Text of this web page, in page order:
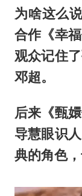
为啥这么
合作《幸
观众记住
邓超。
后来《甄
导慧眼识
典的角色